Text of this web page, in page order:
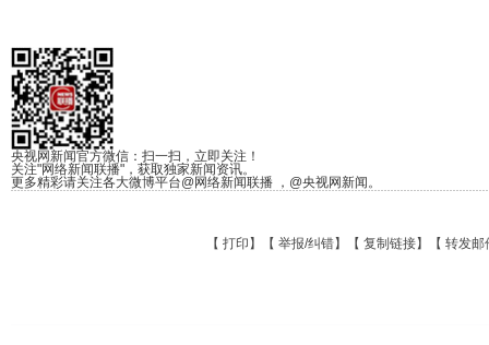
央视网新闻官方微信：扫一扫，立即关注！
关注"网络新闻联播"，获取独家新闻资讯。
更多精彩请关注各大微博平台@网络新闻联播 ，@央视网新闻。
【 打印 】【 举报/纠错】【 复制链接】【 转发邮